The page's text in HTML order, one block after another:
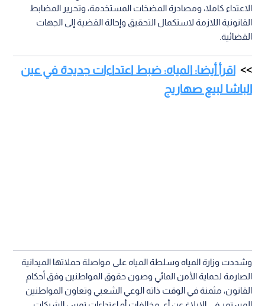
الاعتداء كاملا، ومصادرة المضخات المستخدمة، وتحرير المضابط
القانونية اللازمة لاستكمال التحقيق وإحالة القضية إلى الجهات
القضائية.
اقرأ أيضا: المياه: ضبط اعتداءات جديدة في عين
الباشا لبيع صهاريج
وشددت وزارة المياه وسلطة المياه على مواصلة حملاتها الميدانية
الصارمة لحماية الأمن المائي وصون حقوق المواطنين وفق أحكام
القانون، مثمنة في الوقت ذاته الوعي الشعبي وتعاون المواطنين